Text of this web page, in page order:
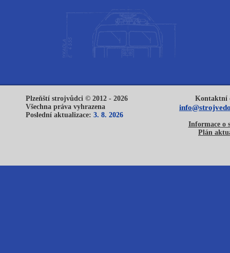
Plzeňští strojvůdci © 2012 - 2026
Všechna práva vyhrazena
Poslední aktualizace: 3. 8. 2026
Kontaktní
Informace o
Plán